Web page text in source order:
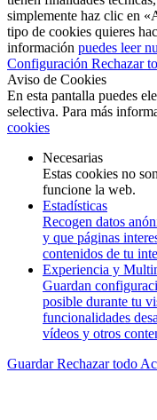
simplemente haz clic en
tipo de cookies quieres
información puedes leer
Configuración Rechazar
Aviso de Cookies
En esta pantalla puedes
selectiva. Para más
cookies
Necesarias
Estas cookies no
funcione la web.
Estadísticas
Recogen datos
y que páginas
contenidos de tu
Experiencia y
Guardan
posible durante tu
funcionalidades
vídeos y otros
GuardarRechazar todo